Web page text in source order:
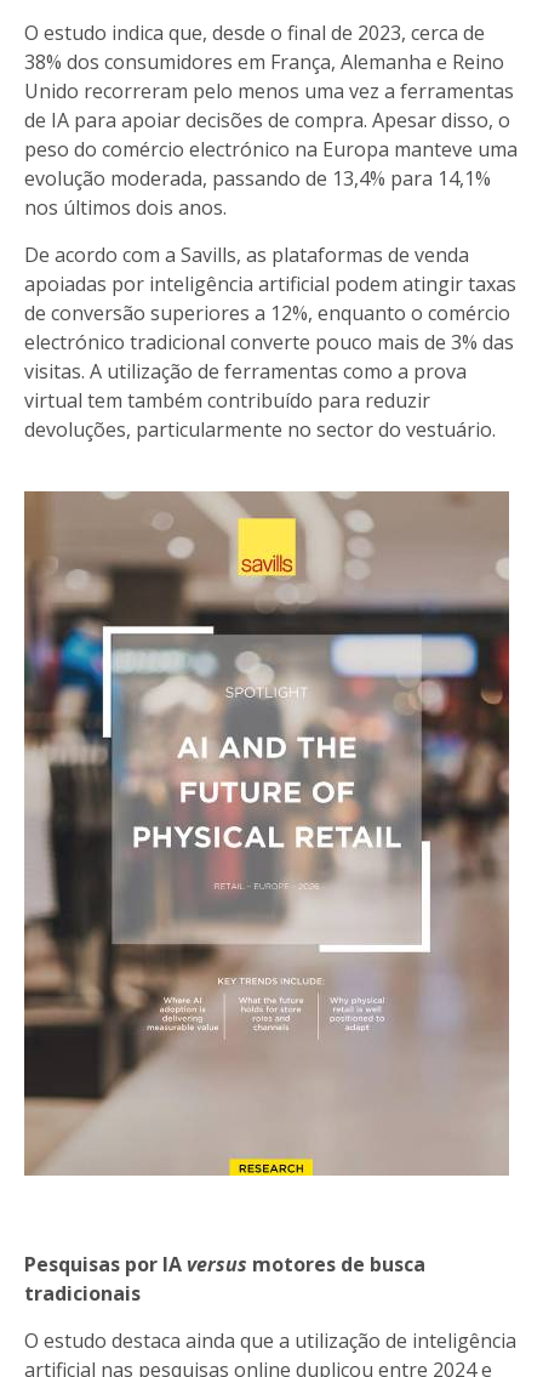
O estudo indica que, desde o final de 2023, cerca de
38% dos consumidores em França, Alemanha e Reino
Unido recorreram pelo menos uma vez a ferramentas
de IA para apoiar decisões de compra. Apesar disso, o
peso do comércio electrónico na Europa manteve uma
evolução moderada, passando de 13,4% para 14,1%
nos últimos dois anos.
De acordo com a Savills, as plataformas de venda
apoiadas por inteligência artificial podem atingir taxas
de conversão superiores a 12%, enquanto o comércio
electrónico tradicional converte pouco mais de 3% das
visitas. A utilização de ferramentas como a prova
virtual tem também contribuído para reduzir
devoluções, particularmente no sector do vestuário.
Pesquisas por IAversus motores de busca
tradicionais
O estudo destaca ainda que a utilização de inteligência
artificial nas pesquisas online duplicou entre 2024 e